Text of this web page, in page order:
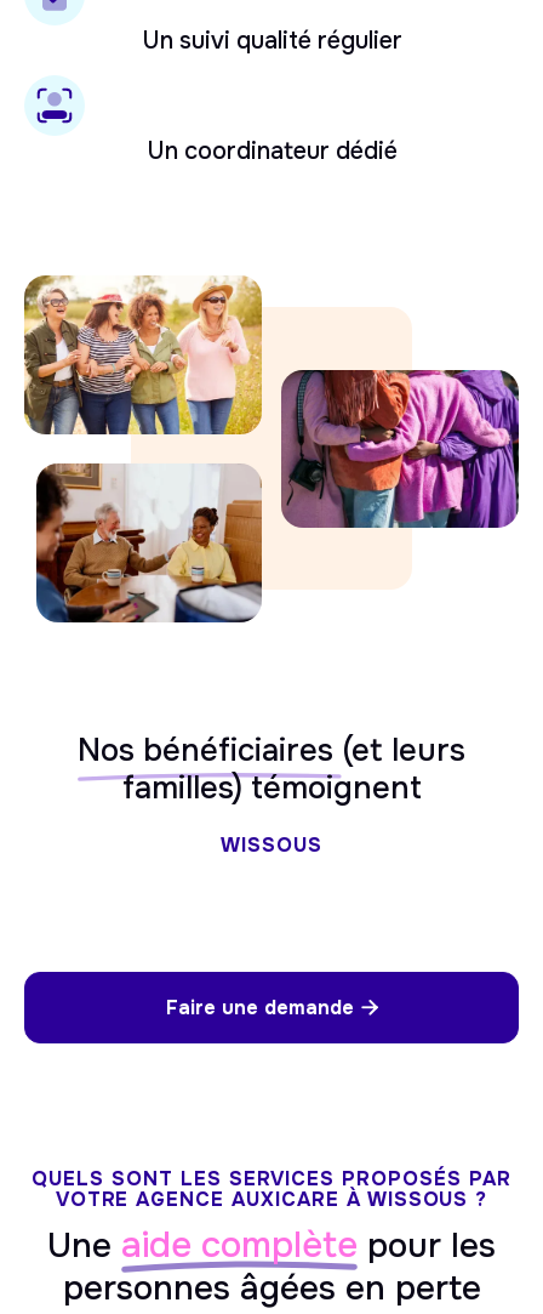
Un suivi qualité régulier
Un coordinateur dédié
Nos bénéficiaires (et leurs
familles) témoignent
WISSOUS
Faire une demande 
QUELS SONT LES SERVICES PROPOSÉS PAR
VOTRE AGENCE AUXICARE À WISSOUS ?
Une aide complète pour les
personnes âgées en perte